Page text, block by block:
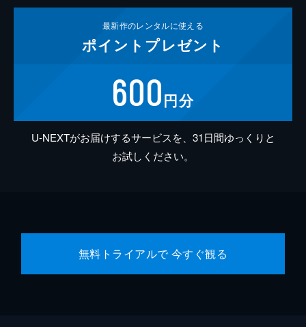
最新作のレンタルに使える
ポイント プレゼント
600円分
U-NEXTがお届けするサービスを、31日間ゆっくりと
お試しください。
無料トライアルで 今すぐ観る